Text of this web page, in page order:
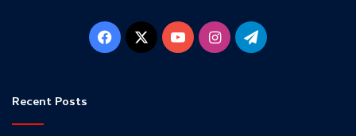
Facebook
X YouTubeInstagramTelegram
Recent Posts